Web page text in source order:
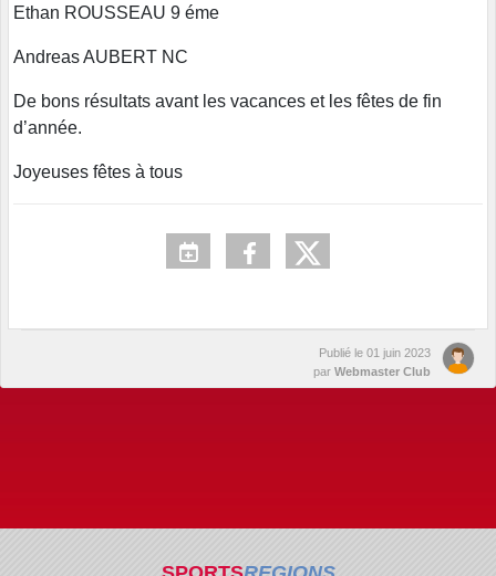
Ethan ROUSSEAU 9 éme
Andreas AUBERT NC
De bons résultats avant les vacances et les fêtes de fin
d’année.
Joyeuses fêtes à tous
Publié le 01 juin 2023
par Webmaster Club